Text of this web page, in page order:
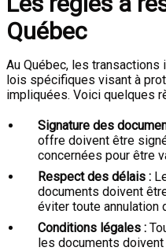
Québec
Au Québec, les
lois spécifiques visant à
impliquées. Voici quelques
Signature des
offre doivent être
concernées pour être
Respect des délais :
documents doivent
éviter toute annulation
Conditions légales :
les documents